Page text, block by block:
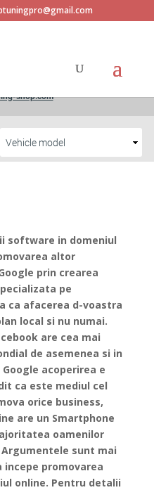
software in domeniul
altor
prin crearea
pe
ca afacerea d-voastra
local si nu numai.
are cea mai
de asemenea si in
acoperirea e
ca este mediul cel
orice business,
are un Smartphone
oamenilor
sunt mai
promovarea
online. Pentru detalii